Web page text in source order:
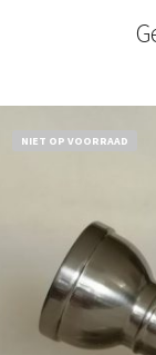
NIET OP VOORRAAD